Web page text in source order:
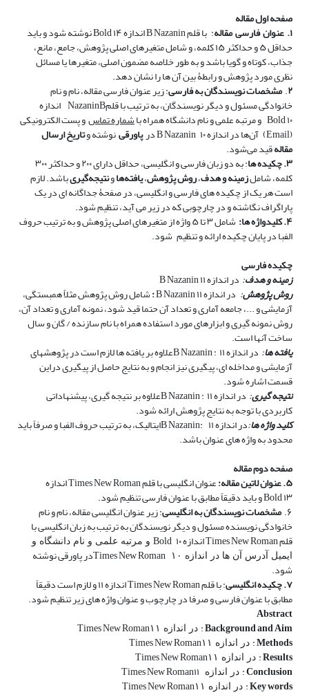
صفحه اول مقاله
۱. عنوانفارسیمقاله: با قلمB Nazaninاندازه ۱۴ Boldنوشته شود و باید
حداقل ۵ و حداکثر ۱۵ کلمه، و شامل متغیرهای اصلی پژوهش، جامع، مانع،
جذاب، کوتاه و گویا باشد و به طور خلاصه مضمون اصلی، متغیرها یا مسائل
نظری مورد پژوهش و رابطۀ بین آن ها را نشان دهد.
۲.مشخصات نویسندگان به فارسی: زیر عنوان فارسی مقاله، نام و نام
خانوادگی مسئول و دیگر نویسندگان، به ترتیب باقلمB
Nazanin اندازه
۱۰Bold و مرتبه علمی و نام دانشگاه همراه باشمارهتماسو پست الکترونیکی
(
Email
) آن‌ها در اندازه ۱۰ B Nazaninدرپاورقینوشته وتاریخ ارسال
مقالهقید می‌شود.
۳. چکیده­ ها : به دو زبان­ فارسی و انگلیسی، حداقل دارای ۲۰۰ و حداکثر ۳۰۰
کلمه، شاملزمینه وهدف،روش پژوهش،یافته‌هاونتیجه‌گیریباشد. لازم
است هر یک از چکیده ­های فارسی و انگلیسی، در صفحۀ جداگانه ­ای در یک
پاراگراف نگاشته و در چارچوبی که در زیر می ­آید، تنظیم شود.
۴. کلیدواژه ­ها: شامل ۳ تا ۵ واژه از متغیرهای اصلی پژوهش و به ترتیب حروف
الفبا در پایان چکیده­ ارائه و تنظیم شود.
چکیده فارسی
زمینه و هدف: در اندازه ۱۱ B Nazanin
روش پژوهش: در اندازه ۱۱ B Nazanin
:شامل روش پژوهش مثلاً همبستگی،
آزمایشی و ...، جامعه آماری و تعداد آن حتما قید شود، نمونه آماری و تعداد آن،
روش نمونه گیری و ابزارهای مورد استفاده همراه با نام سازنده / گان و سال
ساخت آن­ها است.
یافته ­ها: در اندازه ۱۱ B Nazanin :علاوه بر یافته ها لازم است در پژوهش­های
آزمایشی و مداخله ­ای، پیگیری نیز انجام و به نتایج حاصل از پیگیری دراین
قسمت اشاره شود.
نتیجه­ گیری: در اندازه ۱۱ B Nazanin :علاوه بر نتیجه­ گیری، پیشنهاداتی
کاربردی با توجه به نتایج پژوهش ارائه شود.
کلید واژه ­ها:در اندازه ۱۱ B Nazanin:ایتالیک، به ترتیب حروف الفبا و صرفاً باید
محدود به واژه ­های عنوان باشد.
صفحه دوم مقاله
۵. عنوان لاتین مقاله: عنوان انگلیسی با قلمTimes New Romanاندازه
۱۳Boldو باید دقیقاً مطابق با عنوان فارسی تنظیم شود.
۶. مشخصات نویسندگان به انگلیسی: زیر عنوان انگلیسی مقاله، نام و نام
خانوادگی نویسنده مسئول و دیگر نویسندگان به ترتیب به زبان انگلیسی با
قلمTimes New Romanاندازه ۱۰ Bold و مرتبه علمی و نام دانشگاه و
ایمیل آدرس آن ها در اندازه ۱۰
Times New Romanدر پاورقی نوشته
شود.
۷. چکیده انگلیسی: با قلمTimes New Roman اندازه ۱۱ و لازم است دقیقاً
مطابق با عنوان فارسی و صرفا در چارچوب و عنوان واژه­ های زیر تنظیم شود.
Abstract
Background and Aim
: در اندازه ۱۱ Times New Roman
Methods
: در اندازه ۱۱ Times New Roman
Results
: در اندازه ۱۱ Times New Roman
Conclusion
: در اندازه ۱۱Times New Roman
Key words
: در اندازه ۱۱
Times New Roman